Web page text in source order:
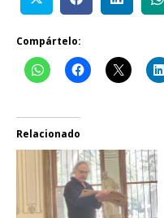
Compártelo:
Relacionado